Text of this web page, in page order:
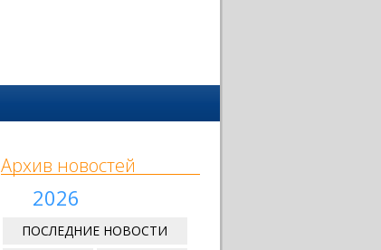
Архив новостей
2026
ПОСЛЕДНИЕ НОВОСТИ